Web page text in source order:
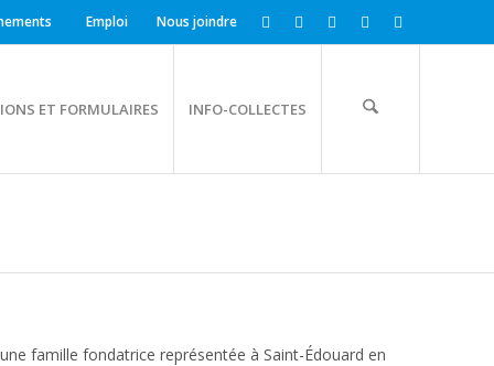
Emploi Nous joindre
ET FORMULAIRES INFO-COLLECTES
famille fondatrice représentée à Saint-Édouard en